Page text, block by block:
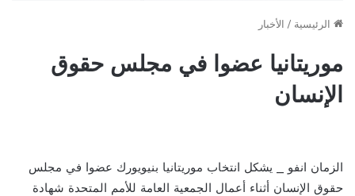
الرئيسية / الأخبار
موريتانيا عضوا في مجلس حقوق
الإنسان
الزمان انفو _ يشكل انتخاب موريتانيا بنيويورك عضوا في مجلس
حقوق الإنسان أثناء أعمال الجمعية العامة للأمم المتحدة شهادة